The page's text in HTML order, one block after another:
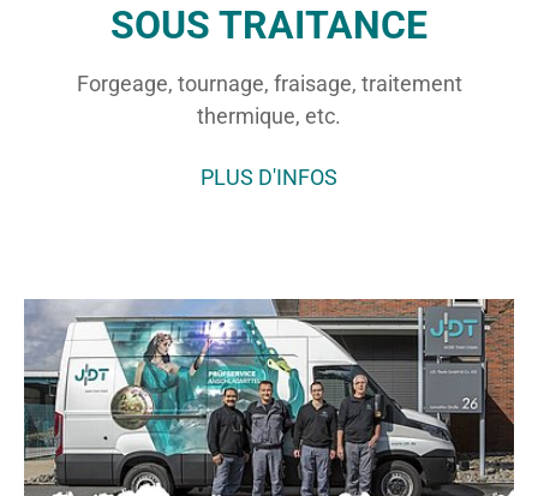
SOUS TRAITANCE
Forgeage, tournage, fraisage, traitement
thermique, etc.
PLUS D'INFOS